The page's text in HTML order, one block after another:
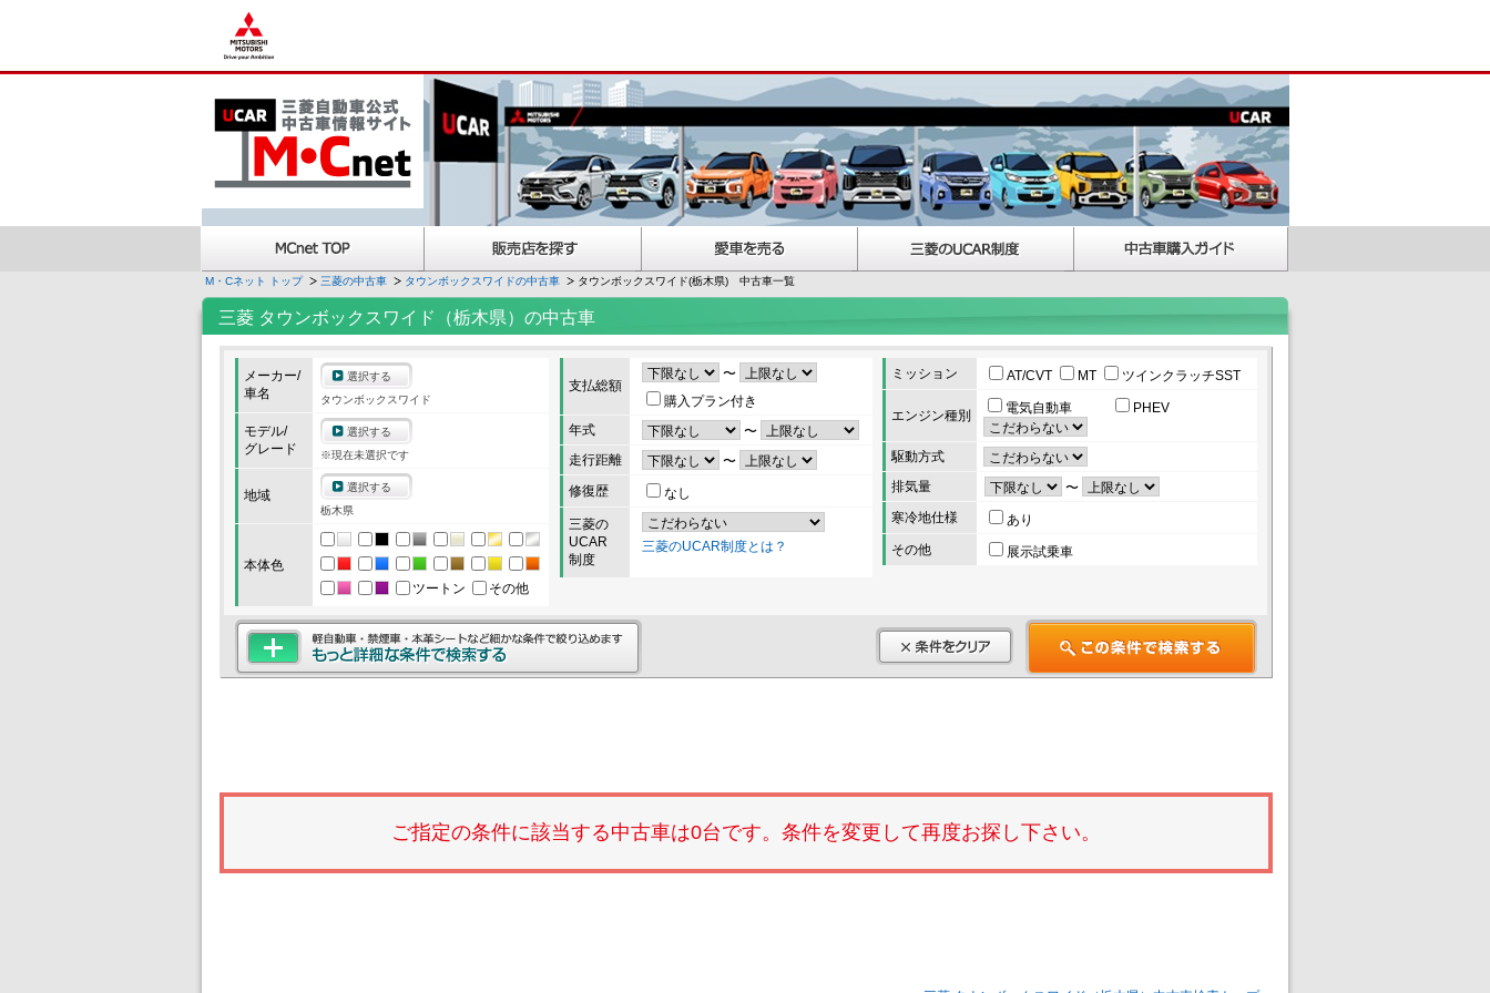
M・Cネット トップ 三菱の中古車 タウンボックスワイドの中古車 タウンボックスワイド(栃木県) 中古車一覧
三菱 タウンボックスワイド（栃木県）の中古車
メーカー/
車名
選択する
タウンボックスワイド
モデル/
グレード
選択する
※現在未選択です
地域
選択する
栃木県
本体色
ツートン
その他
支払総額
〜
購入プラン付き
年式
〜
走行距離
〜
修復歴
なし
三菱の
UCAR
制度
三菱のUCAR制度とは？
ミッション AT/CVT MT ツインクラッチSST
エンジン種別 電気自動車 PHEV
駆動方式
排気量
〜
寒冷地仕様
あり
その他
展示試乗車
ご指定の条件に該当する中古車は0台です。条件を変更して再度お探し下さい。